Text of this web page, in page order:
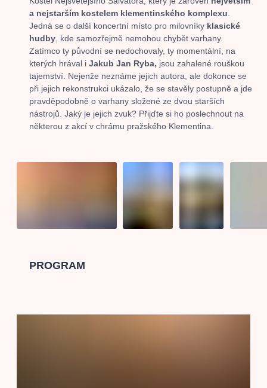
a nejstarším kostelem klementinského komplexu
Jedná se o další koncertní místo pro milovníky klasické
hudby , kde samozřejmě nemohou chybět varhany.
Zatímco ty původní se nedochovaly, ty momentální, na
kterých hrával i Jakub Jan Ryba, jsou zahalené rouškou
tajemství. Nejenže neznáme jejich autora, ale dokonce se
při jejich rekonstrukci ukázalo, že se stavěly postupně a jde
pravděpodobně o varhany složené ze dvou starších
nástrojů. Jaký je jejich zvuk? Přijďte si ho poslechnout na
některou z akcí v chrámu pražského Klementina.
PROGRAM